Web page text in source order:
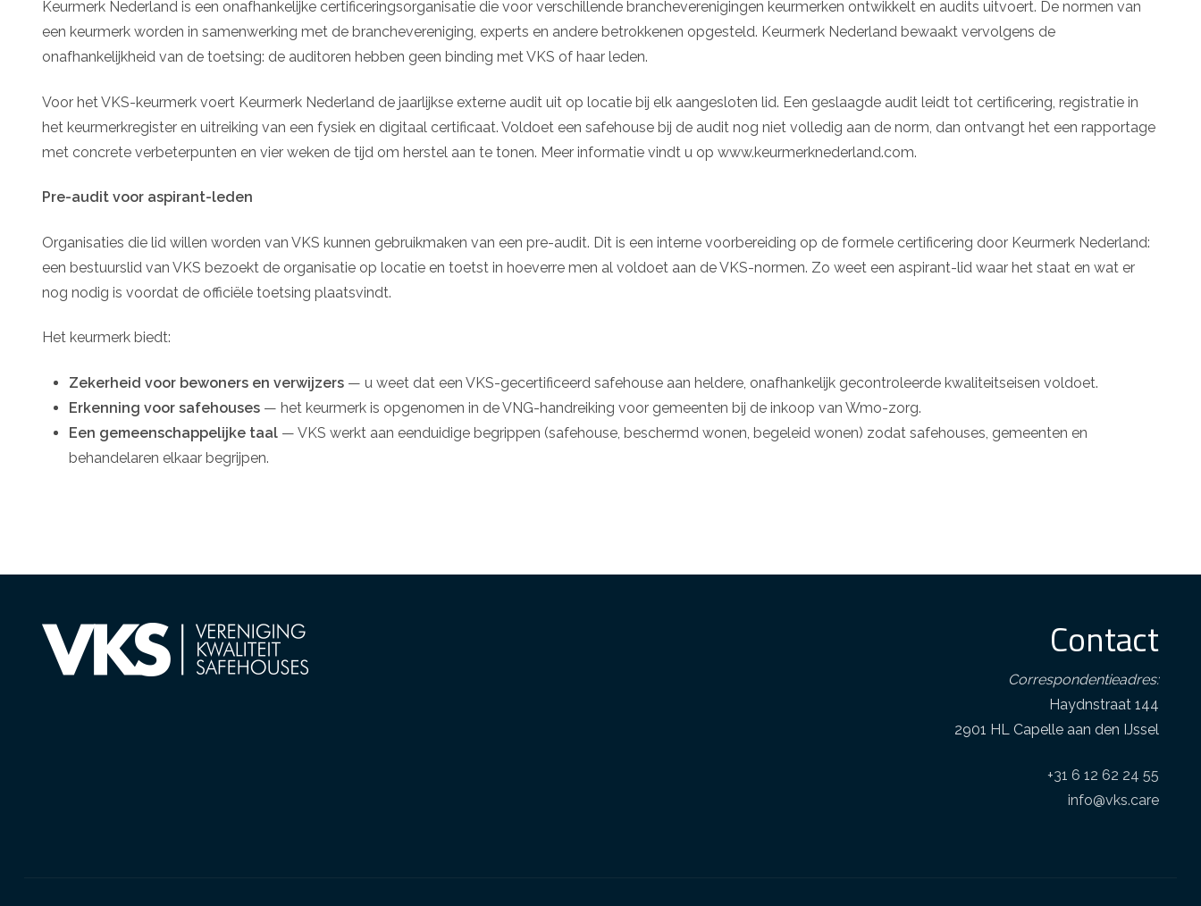
Keurmerk Nederland is een onafhankelijke certificeringsorganisatie die voor verschillende brancheverenigingen keurmerken ontwikkelt en audits uitvoert. De normen van
een keurmerk worden in samenwerking met de branchevereniging, experts en andere betrokkenen opgesteld. Keurmerk Nederland bewaakt vervolgens de
onafhankelijkheid van de toetsing: de auditoren hebben geen binding met VKS of haar leden.
Voor het VKS-keurmerk voert Keurmerk Nederland de jaarlijkse externe audit uit op locatie bij elk aangesloten lid. Een geslaagde audit leidt tot certificering, registratie in
het keurmerkregister en uitreiking van een fysiek en digitaal certificaat. Voldoet een safehouse bij de audit nog niet volledig aan de norm, dan ontvangt het een rapportage
met concrete verbeterpunten en vier weken de tijd om herstel aan te tonen. Meer informatie vindt u op www.keurmerknederland.com.
Pre-audit voor aspirant-leden
Organisaties die lid willen worden van VKS kunnen gebruikmaken van een pre-audit. Dit is een interne voorbereiding op de formele certificering door Keurmerk Nederland:
een bestuurslid van VKS bezoekt de organisatie op locatie en toetst in hoeverre men al voldoet aan de VKS-normen. Zo weet een aspirant-lid waar het staat en wat er
nog nodig is voordat de officiële toetsing plaatsvindt.
Het keurmerk biedt:
Zekerheid voor bewoners en verwijzers — u weet dat een VKS-gecertificeerd safehouse aan heldere, onafhankelijk gecontroleerde kwaliteitseisen voldoet.
Erkenning voor safehouses — het keurmerk is opgenomen in de VNG-handreiking voor gemeenten bij de inkoop van Wmo-zorg.
Een gemeenschappelijke taal — VKS werkt aan eenduidige begrippen (safehouse, beschermd wonen, begeleid wonen) zodat safehouses, gemeenten en
behandelaren elkaar begrijpen.
Contact
Correspondentieadres:
Haydnstraat 144
2901 HL Capelle aan den IJssel
+31 6 12 62 24 55
info@vks.care